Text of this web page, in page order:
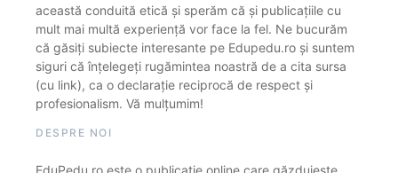
această conduită etică și sperăm că și publicațiile cu
mult mai multă experiență vor face la fel. Ne bucurăm
că găsiți subiecte interesante pe Edupedu.ro și suntem
siguri că înțelegeți rugămintea noastră de a cita sursa
(cu link), ca o declarație reciprocă de respect și
profesionalism. Vă mulțumim!
DESPRE NOI
EduPedu.ro este o publicație online care găzduiește